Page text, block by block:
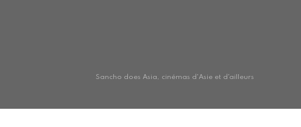
Sancho does Asia, cinémas d'Asie et d'ailleurs